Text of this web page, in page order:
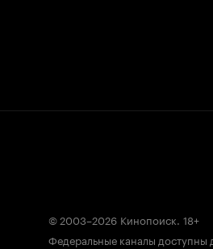
© 2003–2026 Кинопоиск. 18+
Федеральные каналы доступны